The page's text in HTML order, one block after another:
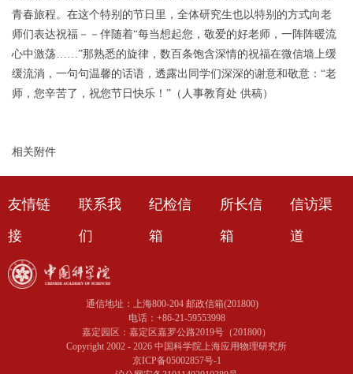
青春旅程。在这个特别的节日里，全体研究生也以特别的方式向老
师们表达祝福－－伴随着“每当想起您，敬爱的好老师，一阵阵暖流
心中激荡……”那熟悉的旋律，数百条饱含深情的祝福在微信墙上缓
缓流淌，一句句温馨的话语，透露出同学们深深的谢意和敬意：“老
师，您辛苦了，祝您节日快乐！”（人事教育处 供稿）
相关附件
友情链
接
联系我
们
纪检信
箱
所长信
箱
信访渠
道
通信地址：上海800-204 邮政信箱(201800)
电话：+86-21-59553998
嘉定园区：嘉定区嘉罗公路2019号（201800）
Copyright 2002 - 2026 中国科学院上海应用物理研究所
京ICP备05002857号-1